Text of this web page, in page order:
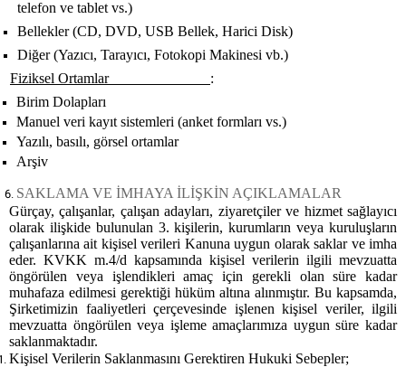
telefon ve tablet vs.)
Bellekler (CD, DVD, USB Bellek, Harici Disk)
Diğer (Yazıcı, Tarayıcı, Fotokopi Makinesi vb.)
Fiziksel Ortamlar :
Birim Dolapları
Manuel veri kayıt sistemleri (anket formları vs.)
Yazılı, basılı, görsel ortamlar
Arşiv
SAKLAMA VE İMHAYA İLİŞKİN AÇIKLAMALAR
Gürçay, çalışanlar, çalışan adayları, ziyaretçiler ve hizmet sağlayıcı
olarak ilişkide bulunulan 3. kişilerin, kurumların veya kuruluşların
çalışanlarına ait kişisel verileri Kanuna uygun olarak saklar ve imha
eder. KVKK m.4/d kapsamında kişisel verilerin ilgili mevzuatta
öngörülen veya işlendikleri amaç için gerekli olan süre kadar
muhafaza edilmesi gerektiği hüküm altına alınmıştır. Bu kapsamda,
Şirketimizin faaliyetleri çerçevesinde işlenen kişisel veriler, ilgili
mevzuatta öngörülen veya işleme amaçlarımıza uygun süre kadar
saklanmaktadır.
Kişisel Verilerin Saklanmasını Gerektiren Hukuki Sebepler;